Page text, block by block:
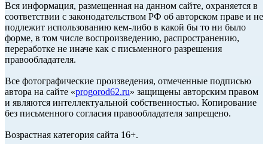
Вся информация, размещенная на данном сайте, охраняется в
соответствии с законодательством РФ об авторском праве и не
подлежит использованию кем-либо в какой бы то ни было
форме, в том числе воспроизведению, распространению,
переработке не иначе как с письменного разрешения
правообладателя.
Все фотографические произведения, отмеченные подписью
автора на сайте «progorod62.ru» защищены авторским правом
и являются интеллектуальной собственностью. Копирование
без письменного согласия правообладателя запрещено.
Возрастная категория сайта 16+.